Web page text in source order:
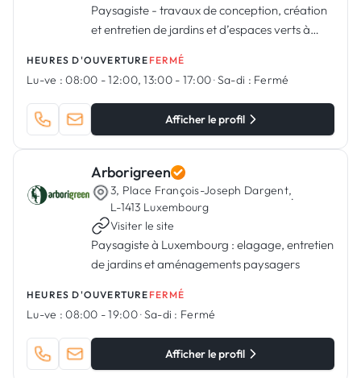
Paysagiste - travaux de conception, création
et entretien de jardins et d’espaces verts à
HEURES D'OUVERTURE FERMÉ
Lu-ve : 08:00 - 12:00, 13:00 - 17:00·Sa-di : Fermé
Afficher le profil
Arborigreen
3, Place François-Joseph Dargent,
L-1413 Luxembourg
·
Visiter le site
Paysagiste à Luxembourg : elagage, entretien
de jardins et aménagements paysagers
HEURES D'OUVERTURE FERMÉ
Lu-ve : 08:00 - 19:00·Sa-di : Fermé
Afficher le profil